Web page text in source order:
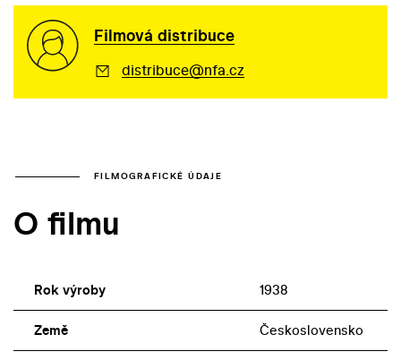
Filmová distribuce
distribuce@nfa.cz
FILMOGRAFICKÉ ÚDAJE
O filmu
Rok výroby 1938
Země Československo